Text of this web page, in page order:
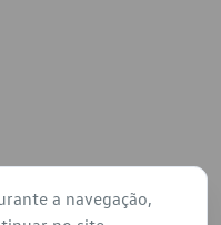
a navegação,